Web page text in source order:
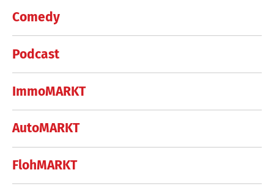
Comedy
Podcast
ImmoMARKT
AutoMARKT
FlohMARKT